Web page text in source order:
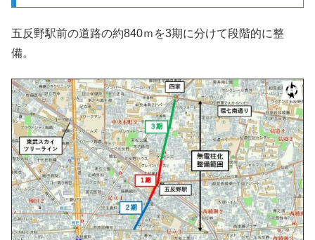
五反野駅前の道路の約840ｍを3期に分けて段階的に整
備。